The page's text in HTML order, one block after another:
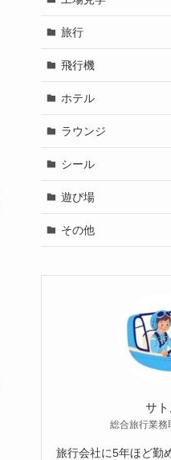
旅行
飛行機
ホテル
ラウンジ
シール
遊び場
その他
サ
総合旅行業務
旅行会社に5年ほど勤